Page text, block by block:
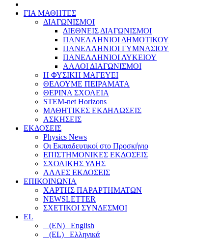
ΓΙΑ ΜΑΘΗΤΕΣ
ΔΙΑΓΩΝΙΣΜΟΙ
ΔΙΕΘΝΕΙΣ ΔΙΑΓΩΝΙΣΜΟΙ
ΠΑΝΕΛΛΗΝΙΟΙ ΔΗΜΟΤΙΚΟΥ
ΠΑΝΕΛΛΗΝΙΟΙ ΓΥΜΝΑΣΙΟΥ
ΠΑΝΕΛΛΗΝΙΟΙ ΛΥΚΕΙΟΥ
ΑΛΛΟΙ ΔΙΑΓΩΝΙΣΜΟΙ
Η ΦΥΣΙΚΗ ΜΑΓΕΥΕΙ
ΘΕΛΟΥΜΕ ΠΕΙΡΑΜΑΤΑ
ΘΕΡΙΝΑ ΣΧΟΛΕΙΑ
STEM-net Horizons
ΜΑΘΗΤΙΚΕΣ ΕΚΔΗΛΩΣΕΙΣ
ΑΣΚΗΣΕΙΣ
ΕΚΔΟΣΕΙΣ
Physics News
Οι Εκπαιδευτικοί στο Προσκήνιο
ΕΠΙΣΤΗΜΟΝΙΚΕΣ ΕΚΔΟΣΕΙΣ
ΣΧΟΛΙΚΗΣ ΥΛΗΣ
ΑΛΛΕΣ ΕΚΔΟΣΕΙΣ
ΕΠΙΚΟΙΝΩΝΙΑ
ΧΑΡΤΗΣ ΠΑΡΑΡΤΗΜΑΤΩΝ
NEWSLETTER
ΣΧΕΤΙΚΟΙ ΣΥΝΔΕΣΜΟΙ
EL
(EN) English
(EL) Ελληνικά